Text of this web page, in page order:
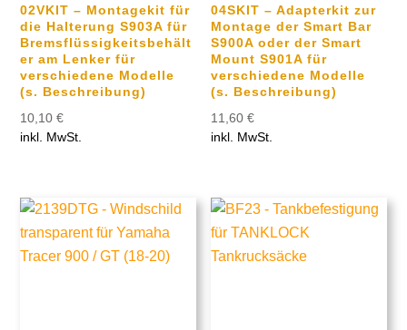
02VKIT – Montagekit für
die Halterung S903A für
Bremsflüssigkeitsbehält
er am Lenker für
verschiedene Modelle
(s. Beschreibung)
10,10€
inkl. MwSt.
04SKIT – Adapterkit zur
Montage der Smart Bar
S900A oder der Smart
Mount S901A für
verschiedene Modelle
(s. Beschreibung)
11,60€
inkl. MwSt.